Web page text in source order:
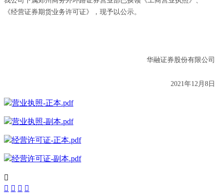
《经营证券期货业务许可证》，现予以公示。
华融证券股份有限公司
2021年12月8日
营业执照-正本.pdf
营业执照-副本.pdf
经营许可证-正本.pdf
经营许可证-副本.pdf